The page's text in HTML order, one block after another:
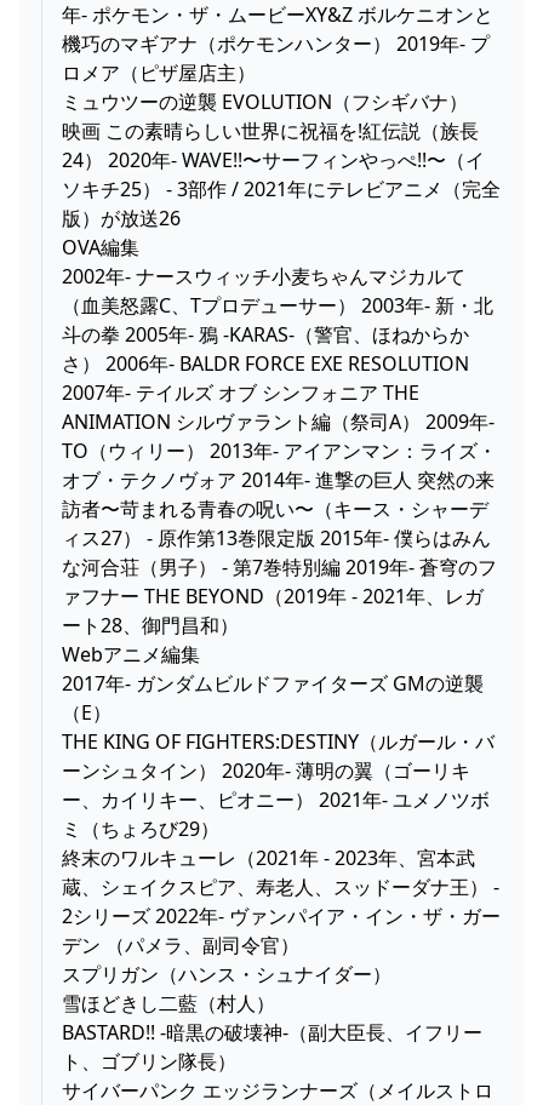
年- ポケモン・ザ・ムービーXY&Z ボルケニオンと
機巧のマギアナ（ポケモンハンター） 2019年- プ
ロメア（ピザ屋店主）
ミュウツーの逆襲 EVOLUTION（フシギバナ）
映画 この素晴らしい世界に祝福を!紅伝説（族長
24） 2020年- WAVE!!〜サーフィンやっぺ!!〜（イ
ソキチ25） - 3部作 / 2021年にテレビアニメ（完全
版）が放送26
OVA編集
2002年- ナースウィッチ小麦ちゃんマジカルて
（血美怒露C、Tプロデューサー） 2003年- 新・北
斗の拳 2005年- 鴉 -KARAS-（警官、ほねからか
さ） 2006年- BALDR FORCE EXE RESOLUTION
2007年- テイルズ オブ シンフォニア THE
ANIMATION シルヴァラント編（祭司A） 2009年-
TO（ウィリー） 2013年- アイアンマン：ライズ・
オブ・テクノヴォア 2014年- 進撃の巨人 突然の来
訪者〜苛まれる青春の呪い〜（キース・シャーデ
ィス27） - 原作第13巻限定版 2015年- 僕らはみん
な河合荘（男子） - 第7巻特別編 2019年- 蒼穹のフ
ァフナー THE BEYOND（2019年 - 2021年、レガ
ート28、御門昌和）
Webアニメ編集
2017年- ガンダムビルドファイターズ GMの逆襲
（E）
THE KING OF FIGHTERS:DESTINY（ルガール・バ
ーンシュタイン） 2020年- 薄明の翼（ゴーリキ
ー、カイリキー、ピオニー） 2021年- ユメノツボ
ミ（ちょろび29）
終末のワルキューレ（2021年 - 2023年、宮本武
蔵、シェイクスピア、寿老人、スッドーダナ王） -
2シリーズ 2022年- ヴァンパイア・イン・ザ・ガー
デン （パメラ、副司令官）
スプリガン（ハンス・シュナイダー）
雪ほどきし二藍（村人）
BASTARD!! -暗黒の破壊神-（副大臣長、イフリー
ト、ゴブリン隊長）
サイバーパンク エッジランナーズ（メイルストロ